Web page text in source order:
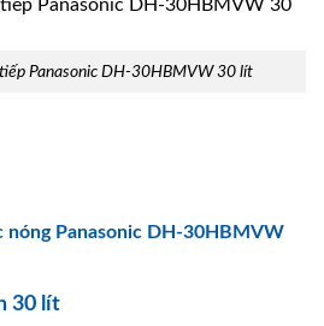
Panasonic DH-30HBMVW 30 lít
nóng Panasonic DH-30HBMVW
30 lít